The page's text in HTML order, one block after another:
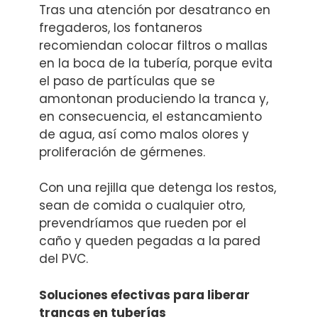
Tras una atención por desatranco en
fregaderos, los fontaneros
recomiendan colocar filtros o mallas
en la boca de la tubería, porque evita
el paso de partículas que se
amontonan produciendo la tranca y,
en consecuencia, el estancamiento
de agua, así como malos olores y
proliferación de gérmenes.
Con una rejilla que detenga los restos,
sean de comida o cualquier otro,
prevendríamos que rueden por el
caño y queden pegadas a la pared
del PVC.
Soluciones efectivas para liberar
trancas en tuberías